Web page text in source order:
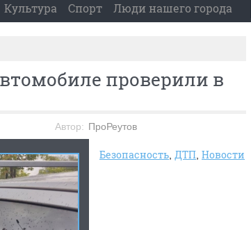
Культура Спорт Люди нашего города
проверили в
Автор: ПроРеутов
Безопасность ДТП Новости